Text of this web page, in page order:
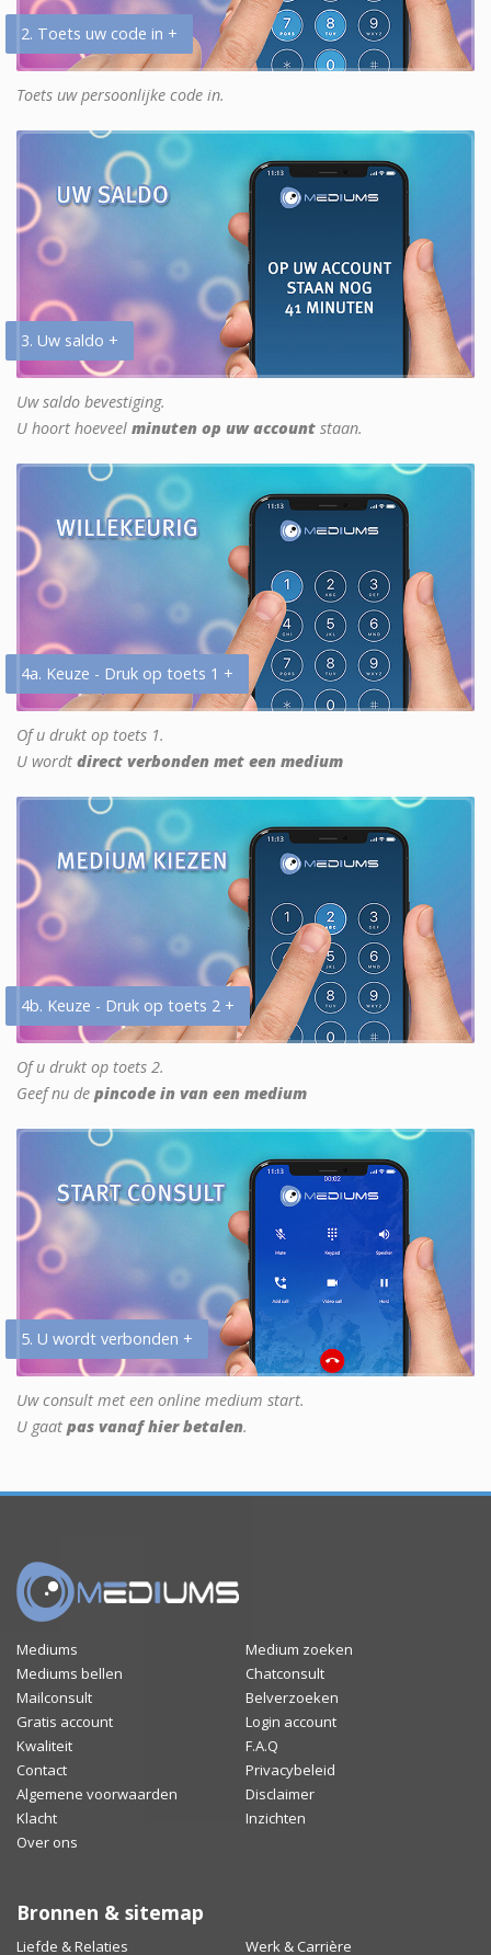
2. Toets uw code in +
Toets uw persoonlijke code in.
3. Uw saldo +
Uw saldo bevestiging.
U hoort hoeveel minuten op uw account staan.
4a. Keuze - Druk op toets 1 +
Of u drukt op toets 1.
U wordt direct verbonden met een medium
4b. Keuze - Druk op toets 2 +
Of u drukt op toets 2.
Geef nu de pincode in van een medium
5. U wordt verbonden +
Uw consult met een online medium start.
U gaat pas vanaf hier betalen.
Mediums
Medium zoeken
Mediums bellen
Chatconsult
Mailconsult
Belverzoeken
Gratis account
Login account
Kwaliteit
F.A.Q
Contact
Privacybeleid
Algemene voorwaarden
Disclaimer
Klacht
Inzichten
Over ons
Bronnen & sitemap
Liefde & Relaties Werk & Carrière